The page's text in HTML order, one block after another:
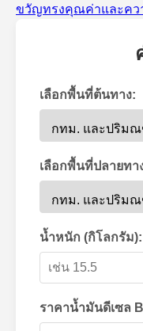
ต่อ
ขวัญทรงคุณค่าและคว
เลือกพื้นที่ต้นทาง:
เลือกพื้นที่ปลายทา
น้ำหนัก (กิโลกรัม):
ราคาน้ำมันดีเซล